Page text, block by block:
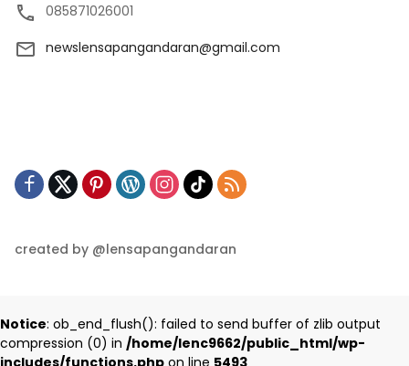
085871026001
newslensapangandaran@gmail.com
created by @lensapangandaran
Notice: ob_end_flush(): failed to send buffer of zlib output
compression (0) in /home/lenc9662/public_html/wp-
includes/functions.php on line 5493